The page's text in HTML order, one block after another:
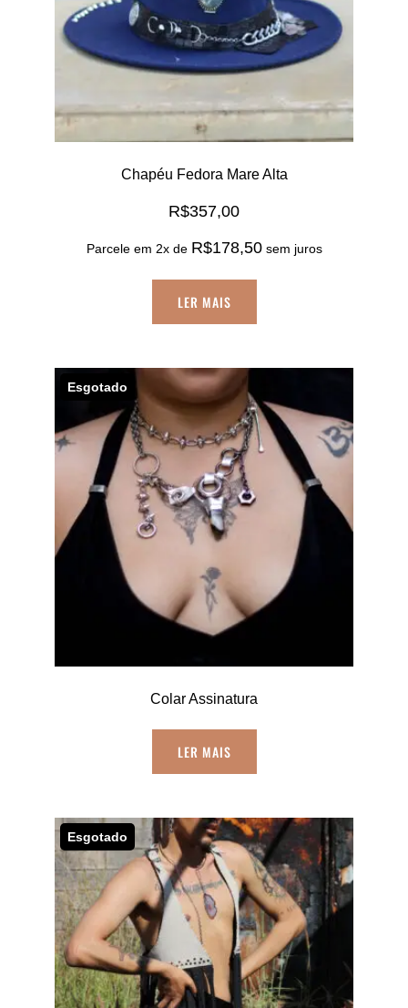
Chapéu Fedora Mare Alta
R$357,00
Parcele em 2x de R$178,50 sem juros
LER MAIS
Esgotado
Colar Assinatura
LER MAIS
Esgotado